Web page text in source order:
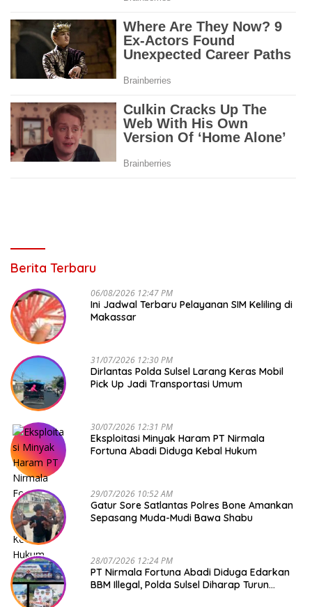
Berita Terbaru
06/08/2026 12:47 PM
Ini Jadwal Terbaru Pelayanan SIM Keliling di
Makassar
31/07/2026 12:30 PM
Dirlantas Polda Sulsel Larang Keras Mobil
Pick Up Jadi Transportasi Umum
30/07/2026 12:31 PM
Eksploitasi Minyak Haram PT Nirmala
Fortuna Abadi Diduga Kebal Hukum
29/07/2026 10:52 AM
Gatur Sore Satlantas Polres Bone Amankan
Sepasang Muda-Mudi Bawa Shabu
28/07/2026 12:24 PM
PT Nirmala Fortuna Abadi Diduga Edarkan
BBM Illegal, Polda Sulsel Diharap Turun